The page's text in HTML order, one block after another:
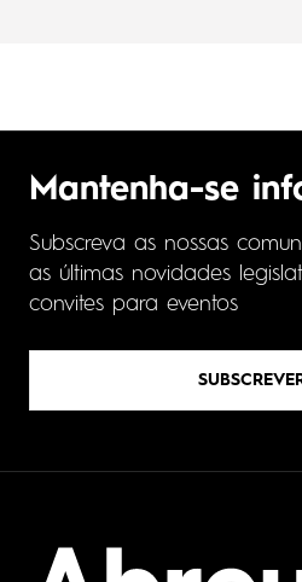
Mantenha-se
Subscreva as nossas
as últimas novidades
convites para eventos